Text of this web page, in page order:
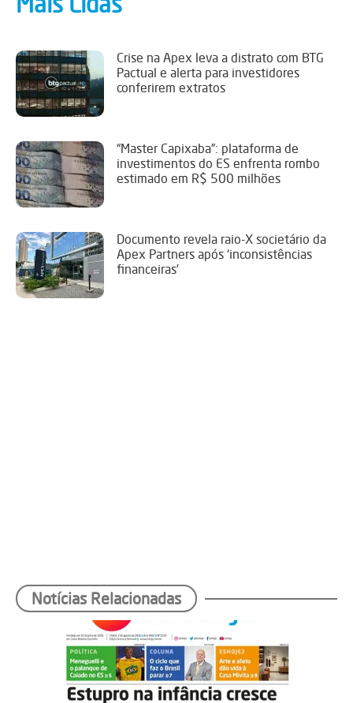
Crise na Apex leva a distrato com BTG
Pactual e alerta para investidores
conferirem extratos
“Master Capixaba”: plataforma de
investimentos do ES enfrenta rombo
estimado em R$ 500 milhões
Documento revela raio-X societário da
Apex Partners após ‘inconsistências
financeiras’
Notícias Relacionadas